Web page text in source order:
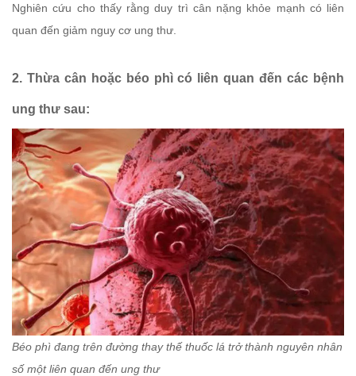
Nghiên cứu cho thấy rằng duy trì cân nặng khỏe mạnh có liên
quan đến giảm nguy cơ ung thư.
2. Thừa cân hoặc béo phì có liên quan đến các bệnh
ung thư sau:
Béo phì đang trên đường thay thế thuốc lá trở thành nguyên nhân
số một liên quan đến ung thư